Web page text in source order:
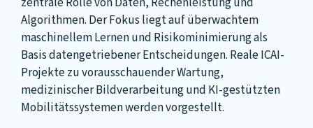
Algorithmen. Der Fokus liegt auf überwachtem
maschinellem Lernen und Risikominimierung als
Basis datengetriebener Entscheidungen. Reale ICAI-
Projekte zu vorausschauender Wartung,
medizinischer Bildverarbeitung und KI-gestützten
Mobilitätssystemen werden vorgestellt.